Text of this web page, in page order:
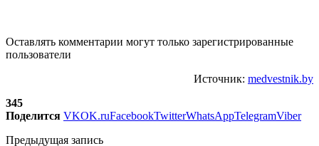
Оставлять комментарии могут только зарегистрированные
пользователи
Источник: medvestnik.by
345
Поделится VKOK.ruFacebookTwitterWhatsAppTelegramViber
Предыдущая запись